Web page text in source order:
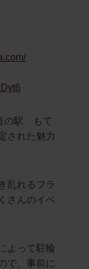
の駅 もて
された魅力
乱れるフラ
さんのイベ
よって駐輪
で、事前に